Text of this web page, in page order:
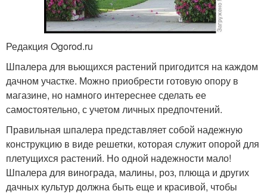
Редакция Ogorod.ru
Шпалера для вьющихся растений пригодится на каждом
дачном участке. Можно приобрести готовую опору в
магазине, но намного интереснее сделать ее
самостоятельно, с учетом личных предпочтений.
Правильная шпалера представляет собой надежную
конструкцию в виде решетки, которая служит опорой для
плетущихся растений. Но одной надежности мало!
Шпалера для винограда, малины, роз, плюща и других
дачных культур должна быть еще и красивой, чтобы